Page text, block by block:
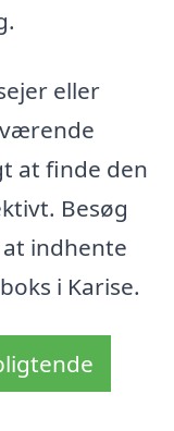
eller
at finde den
Besøg
indhente
i Karise.